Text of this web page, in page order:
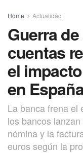
Home Actualidad
Guerra
cuentas
el
en
La banca frena el
los bancos
nómina y la
euros según la